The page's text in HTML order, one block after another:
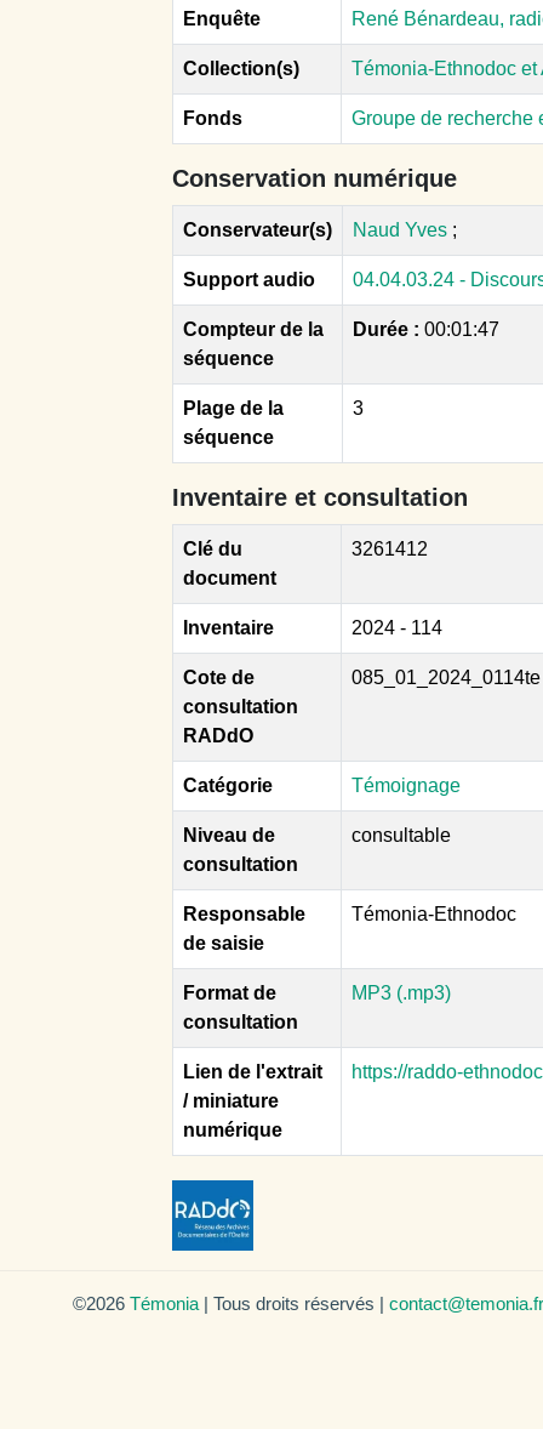
Enquête René Bénardeau,
Collection(s) Témonia-Ethnodoc
Fonds Groupe de
Conservation numérique
Conservateur(s) Naud Yves ;
Support audio 04.04.03.24 -
Compteur de la
séquence
Durée : 00:01:47
Plage de la
séquence
3
Inventaire et consultation
Clé du
document
3261412
Inventaire 2024 - 114
Cote de
consultation
RADdO
085_01_2024_0114te
Catégorie Témoignage
Niveau de
consultation
consultable
Responsable
de saisie
Témonia-Ethnodoc
Format de
consultation
MP3 (.mp3)
Lien de l'extrait
/ miniature
numérique
https://raddo-
©2026 Témonia | Tous droits réservés | contact@temonia.fr